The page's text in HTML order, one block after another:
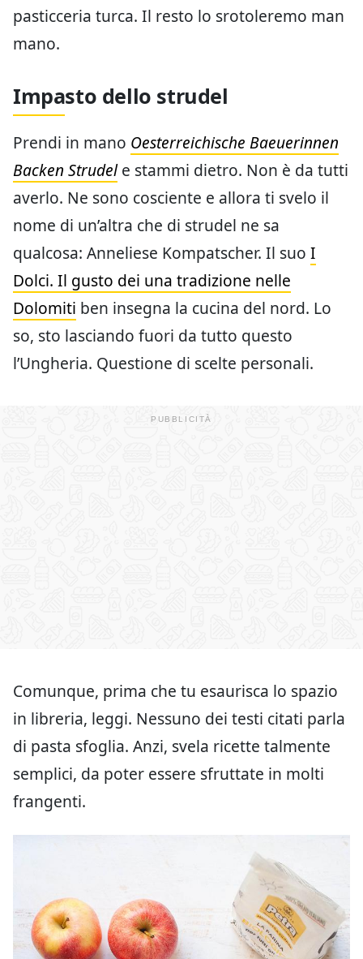
pasticceria turca. Il resto lo srotoleremo man
mano.
Impasto dello strudel
Prendi in mano Oesterreichische Baeuerinnen
Backen Strudel e stammi dietro. Non è da tutti
averlo. Ne sono cosciente e allora ti svelo il
nome di un’altra che di strudel ne sa
qualcosa: Anneliese Kompatscher. Il suo I
Dolci. Il gusto dei una tradizione nelle
Dolomiti ben insegna la cucina del nord. Lo
so, sto lasciando fuori da tutto questo
l’Ungheria. Questione di scelte personali.
Comunque, prima che tu esaurisca lo spazio
in libreria, leggi. Nessuno dei testi citati parla
di pasta sfoglia. Anzi, svela ricette talmente
semplici, da poter essere sfruttate in molti
frangenti.